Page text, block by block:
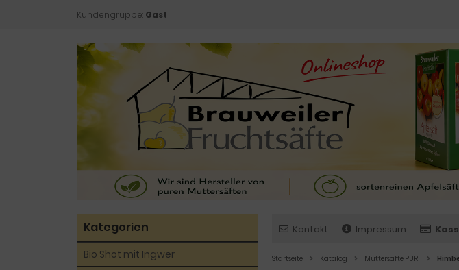
Kundengruppe: Gast
Kontakt Impressum
Startseite Katalog Muttersäfte PUR!
Kategorien
Bio Shot mit Ingwer